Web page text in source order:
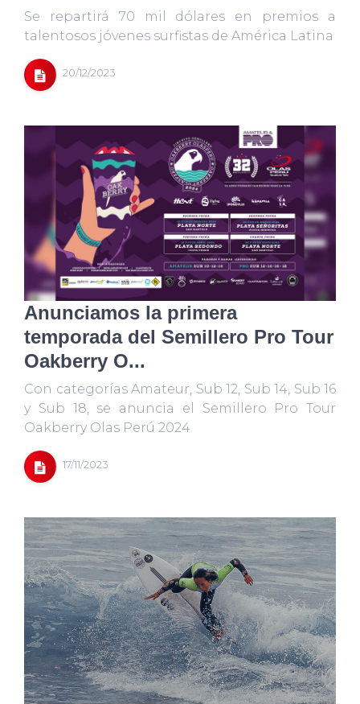
Se repartirá 70 mil dólares en premios a
talentosos jóvenes surfistas de América Latina
20/12/2023
Anunciamos la primera
temporada del Semillero Pro Tour
Oakberry O...
Con categorías Amateur, Sub 12, Sub 14, Sub 16
y Sub 18, se anuncia el Semillero Pro Tour
Oakberry Olas Perú 2024
17/11/2023